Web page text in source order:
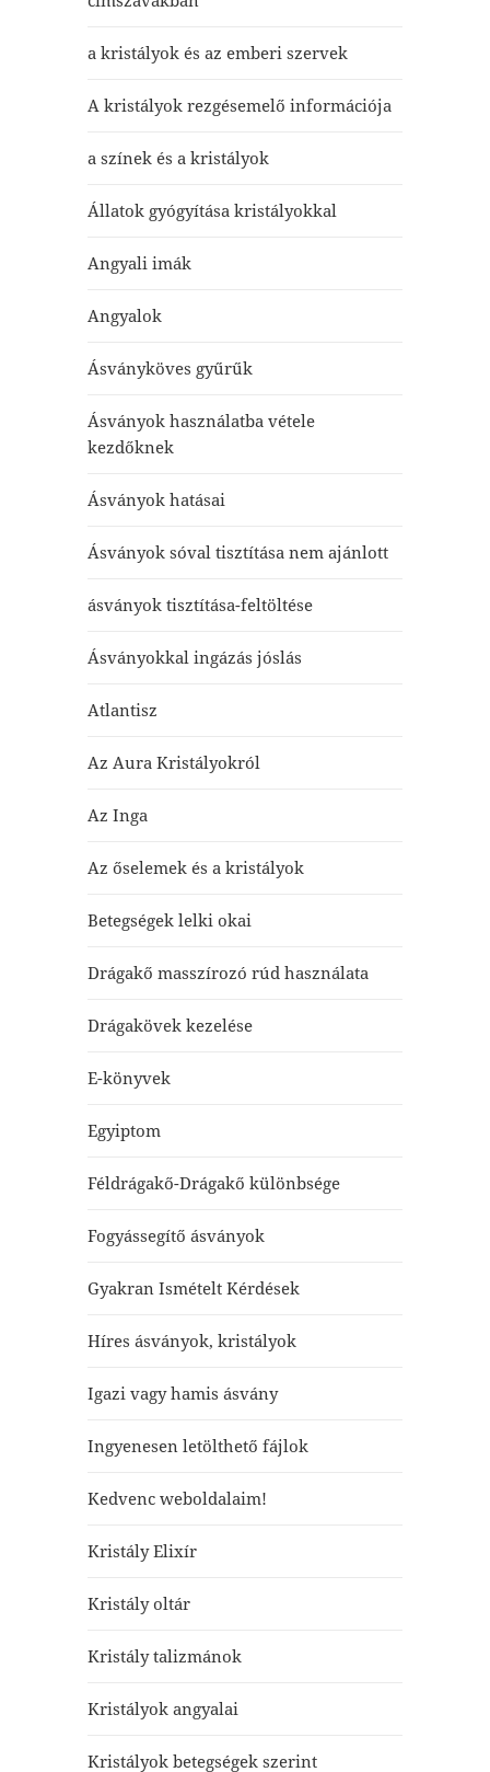
a kristályok és az emberi szervek
A kristályok rezgésemelő információja
a színek és a kristályok
Állatok gyógyítása kristályokkal
Angyali imák
Angyalok
Ásványköves gyűrűk
Ásványok használatba vétele
kezdőknek
Ásványok hatásai
Ásványok sóval tisztítása nem ajánlott
ásványok tisztítása-feltöltése
Ásványokkal ingázás jóslás
Atlantisz
Az Aura Kristályokról
Az Inga
Az őselemek és a kristályok
Betegségek lelki okai
Drágakő masszírozó rúd használata
Drágakövek kezelése
E-könyvek
Egyiptom
Féldrágakő-Drágakő különbsége
Fogyássegítő ásványok
Gyakran Ismételt Kérdések
Híres ásványok, kristályok
Igazi vagy hamis ásvány
Ingyenesen letölthető fájlok
Kedvenc weboldalaim!
Kristály Elixír
Kristály oltár
Kristály talizmánok
Kristályok angyalai
Kristályok betegségek szerint